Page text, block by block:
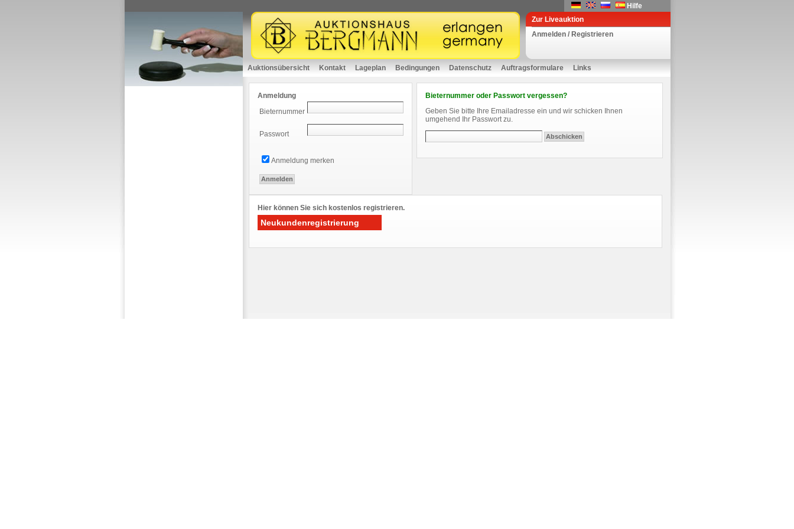
Hilfe
Zur Liveauktion
Anmelden / Registrieren
Auktionsübersicht Kontakt Lageplan Bedingungen Datenschutz Auftragsformulare Links
Anmeldung
Bieternummer
Passwort
Anmeldung merken
Bieternummer oder Passwort vergessen?
Geben Sie bitte Ihre Emailadresse ein und wir schicken Ihnen
umgehend Ihr Passwort zu.
Hier können Sie sich kostenlos registrieren.
Neukundenregistrierung